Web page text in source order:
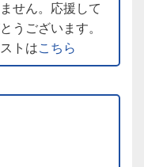
せん。応援して
うございます。
トはこちら